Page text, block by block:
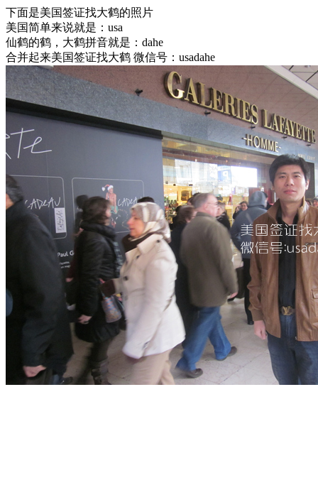
下面是美国签证找大鹤的照片
美国简单来说就是：usa
仙鹤的鹤，大鹤拼音就是：dahe
合并起来美国签证找大鹤 微信号：usadahe